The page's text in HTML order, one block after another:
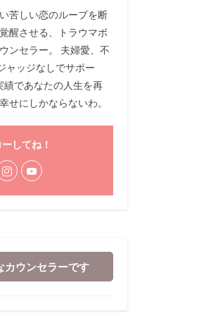
苦しい恋のループを断
醒させる、トラウマボ
ンセラー。 夫婦愛、不
ャッジなしでサポー
績であなたの人生を再
せにしかならないわ。
してね！
ウンセラーです